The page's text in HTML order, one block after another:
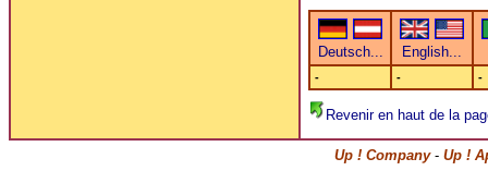
- - -
Revenir en haut de la
Up ! Company- Up !